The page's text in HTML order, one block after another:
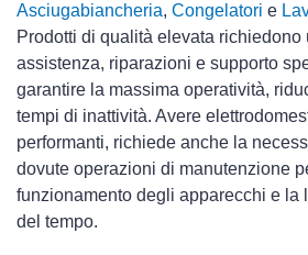
Asciugabiancheria, Congelatori e
Prodotti di qualità elevata richiedono
assistenza, riparazioni e supporto
garantire la massima operatività,
tempi di inattività. Avere
performanti, richiede anche la
dovute operazioni di manutenzione
funzionamento degli apparecchi e la
del tempo.